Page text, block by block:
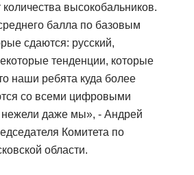
высокобальников.
балла по базовым
сдаются: русский,
тенденции, которые
наши ребята куда более
со всеми цифровыми
нежели даже мы», - Андрей
Комитета по
области.